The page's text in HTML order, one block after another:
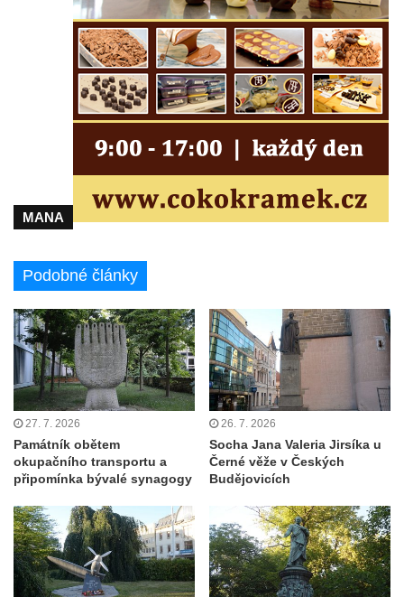
v Teplicích nad Metují
Hrob Waltera Hilleho na hřbitově ve Vlčí
Hoře
Kenotaf Oskara Ringelhana na hřbitově v
Benešově nad Ploučnicí
Kenotaf Augusta Michela na hřbitově v
Benešově nad Ploučnicí
Hrob Šumových na hřbitově v Benešově
nad Ploučnicí
Benešově nad Ploučnicí
Hrob Wendelina Janiche na hřbitově v
Benešově nad Ploučnicí
Hrob Christodoulona Panayiotise na
hřbitově v Benešově nad Ploučnicí
Hrob Franze Wünsche na hřbitově v
Pamětní desky obětem 1. světové války v
kapli Panny Marie Bolestné v Benešově
nad Ploučnicí
Pamětní deska Samuela Fullera na zámku
v Sokolově
Kenotaf Ericha Ullmanna na hřbitově
MANA
Podobné články
27. 7. 2026
Památník obětem
okupačního transportu a
připomínka bývalé synagogy
26. 7. 2026
Socha Jana Valeria Jirsíka u
Černé věže v Českých
Budějovicích